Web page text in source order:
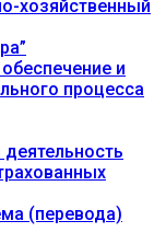
хозяйственный
и
процесса
(перевода)